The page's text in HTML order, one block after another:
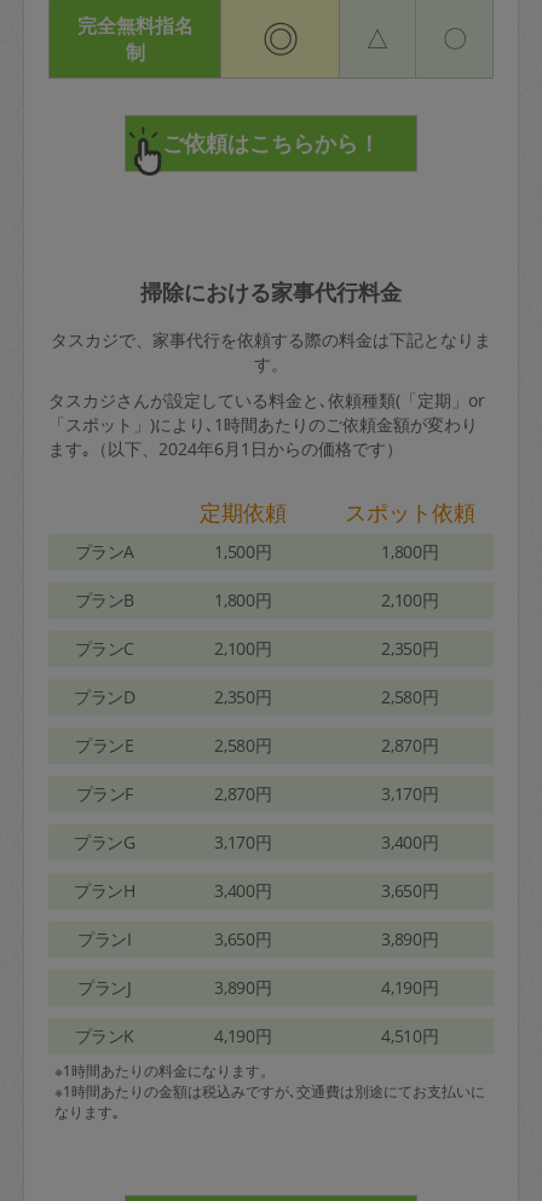
完全無料指名
制
◎ △ 〇
掃除における家事代行料金
タスカジで、家事代行を依頼する際の料金は下記となりま
す。
タスカジさんが設定している料金と､依頼種類(「定期」or
「スポット」)により､1時間あたりのご依頼金額が変わり
ます｡（以下、2024年6月1日からの価格です）
定期依頼 スポット依頼
プランA 1,500円 1,800円
プランB 1,800円 2,100円
プランC 2,100円 2,350円
プランD 2,350円 2,580円
プランE 2,580円 2,870円
プランF 2,870円 3,170円
プランG 3,170円 3,400円
プランH 3,400円 3,650円
プランI 3,650円 3,890円
プランJ 3,890円 4,190円
プランK 4,190円 4,510円
※1時間あたりの料金になります。
※1時間あたりの金額は税込みですが､交通費は別途にてお支払いに
なります｡